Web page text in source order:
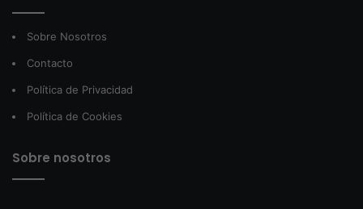
Sobre Nosotros
Contacto
Política de Privacidad
Política de Cookies
Sobre nosotros